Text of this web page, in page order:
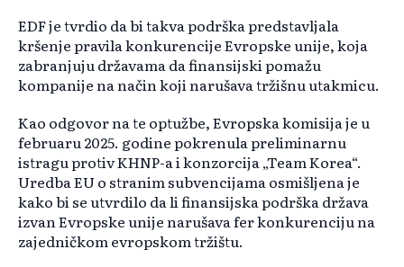
EDF je tvrdio da bi takva podrška predstavljala
kršenje pravila konkurencije Evropske unije, koja
zabranjuju državama da finansijski pomažu
kompanije na način koji narušava tržišnu utakmicu.
Kao odgovor na te optužbe, Evropska komisija je u
februaru 2025. godine pokrenula preliminarnu
istragu protiv KHNP-a i konzorcija „Team Korea“.
Uredba EU o stranim subvencijama osmišljena je
kako bi se utvrdilo da li finansijska podrška država
izvan Evropske unije narušava fer konkurenciju na
zajedničkom evropskom tržištu.